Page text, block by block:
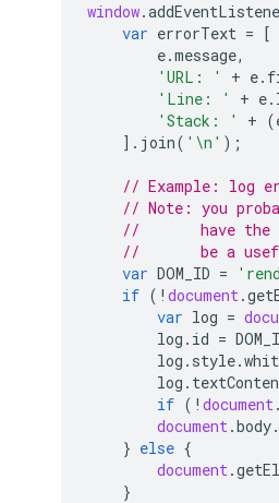
window.
var errorText = [
e.message,
'URL: '
+ e.
'Line: '
+ e.
'Stack: '
+ (
]. join( '\n' );
// Example: log
// Note: you
//       have the
//       be a
var DOM_ID =
if ( ! document.
var log =
log . id =
log . style.
log .
if ( ! document.
document.body.
} else {
document.
}